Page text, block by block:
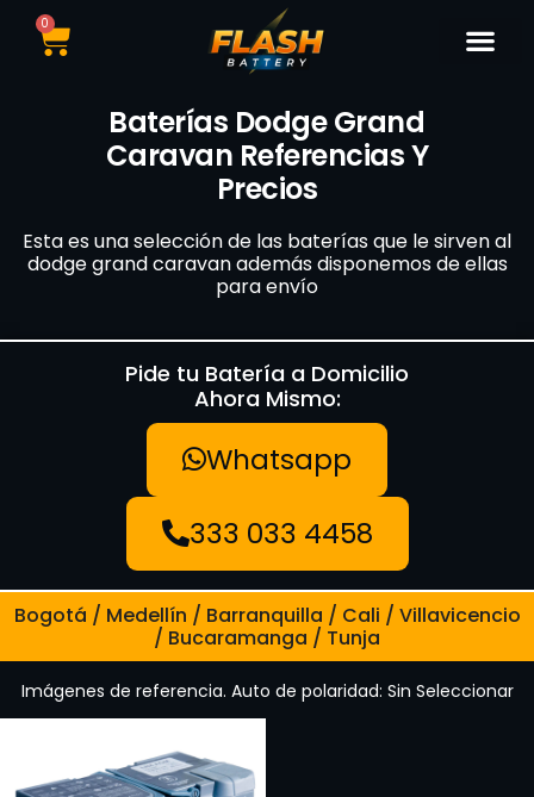
0
Baterías Dodge Grand
Caravan Referencias Y
Precios
Esta es una selección de las baterías que le sirven al
dodge grand caravan además disponemos de ellas
para envío
Pide tu Batería a Domicilio
Ahora Mismo:
Whatsapp
333 033 4458
Bogotá / Medellín / Barranquilla / Cali / Villavicencio
/ Bucaramanga / Tunja
Imágenes de referencia. Auto de polaridad: Sin Seleccionar